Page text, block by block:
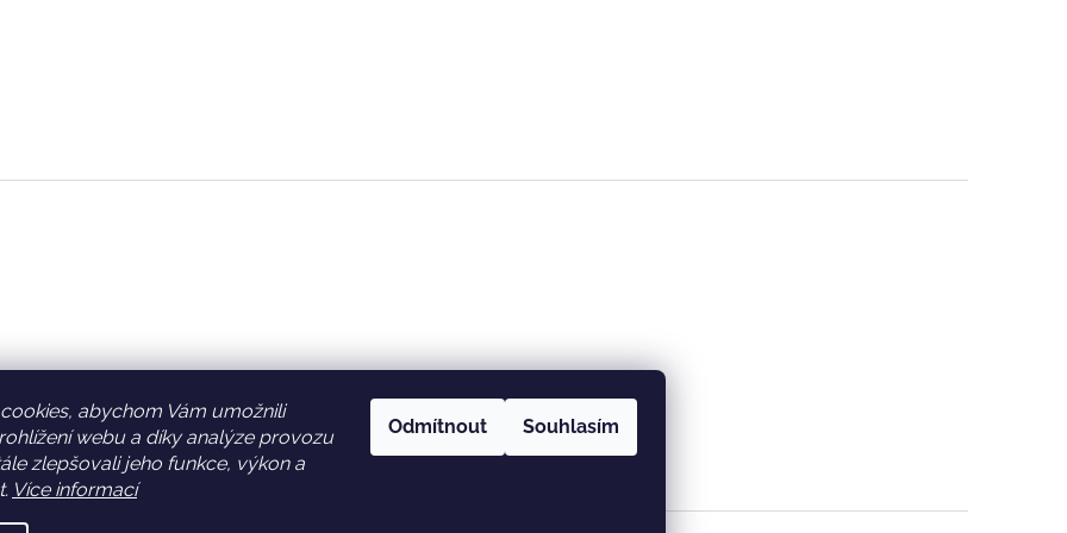
abychom Vám umožnili
webu a díky analýze provozu
zlepšovali jeho funkce, výkon a
Více informací
Odmítnout Souhlasím
Facebook Věrnostní slevy